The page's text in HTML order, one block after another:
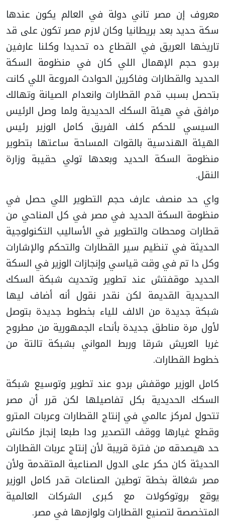
معروف إن مصر تاني دولة في العالم يكون عندها
سكة حديد بعد بريطانيا وكان لازم مصر تكون على قد
تاريخها العريق في القطاع ده تحديدا وكلنا عارفين
بردو حجم الإهمال اللي كان في منظومة السكة
الحديد والقطارات وفاكرين الحوادث المروعة اللي كانت
بتحصل بسبب قدم القطارات وانعدام الصيانة وتهالك
مرافق في هيئة السكك الحديدية ولما وصل الرئيس
السيسي للحكم كلف الفريق كامل الوزير رئيس
الهيئة الهندسية بالقوات المساحة ساعتها بتطوير
منظومة السكة الحديد وبعدها تولي حقيبة وزارة
النقل.
واي حد منصف عارف حجم التطوير اللي حصل في
منظومة السكة الحديد في مصر في كل المناحي من
قطارات ومحطات والتطوير في الأساليب التكنولوجية
الحديثة في تنظيم سير القطارات والتحكم والإشارات
وكل دا تم في وقت قياسي وإنجازات الوزير في السكة
الحديد موقفتش عند تطوير وتحديث شبكة السكك
الحديدية القديمة لكن نقدر نقول أنه أضاف ليها
شبكة جديدة من الالف للياء بخطوط جديدة بتوصل
لأول مرة مناطق جديدة بأنحاء الجمهورية من مطروح
غربا العريش شرقا وربط المواني بشبكة تالتة من
خطوط القطارات.
كامل الوزير موقفش بردو عند تطوير وتوسيع شبكة
السكك الحديدية بكل تفاصيلها لكن قرر أن مصر
تتحول لمركز عالمي في إنتاج القطارات وعربات المترو
وقطع غيارها ووقف التصدير ودا طبعا إنجاز مكانش
حد هيصدقه من فترة قريبة لأن إنتاج عربات القطارات
الحديثة كان حكر على الدول الصناعية المتقدمة ولأن
مصر شغالة بخطة توطين الصناعات قدر كامل الوزير
يوقع بروتوكولات مع كبرى الشركات العالمية
المتخصصة لتصنيع القطارات ولوازمها في مصر.